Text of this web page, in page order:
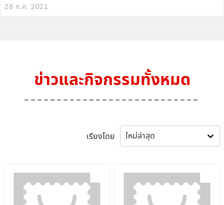
28 ก.ค. 2021
ข่าวและกิจกรรมทั้งหมด
เรียงโดย ใหม่ล่าสุด